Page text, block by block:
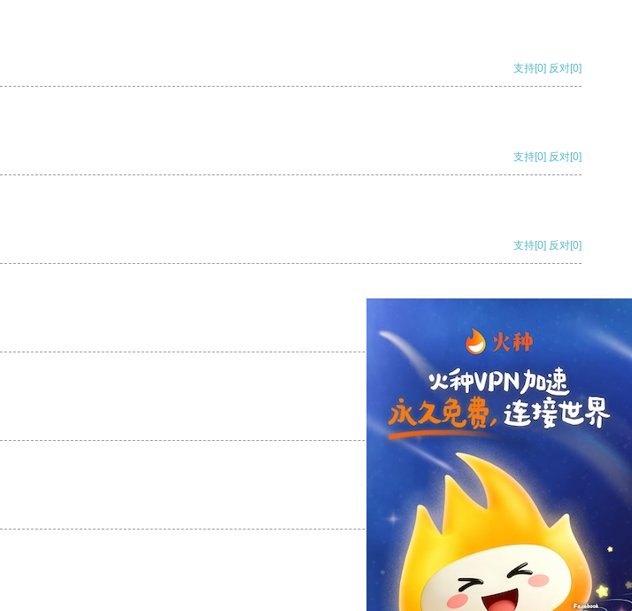
支持[0] 反对[0]
支持[0] 反对[0]
支持[0] 反对[0]
支持
支持[0] 反对[0]
支持[0] 反对[0]